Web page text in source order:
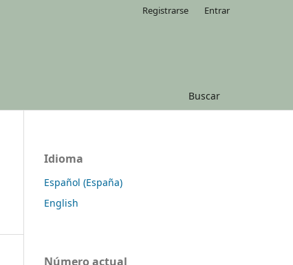
Buscar
Registrarse Entrar
Idioma
Español (España)
English
Número actual